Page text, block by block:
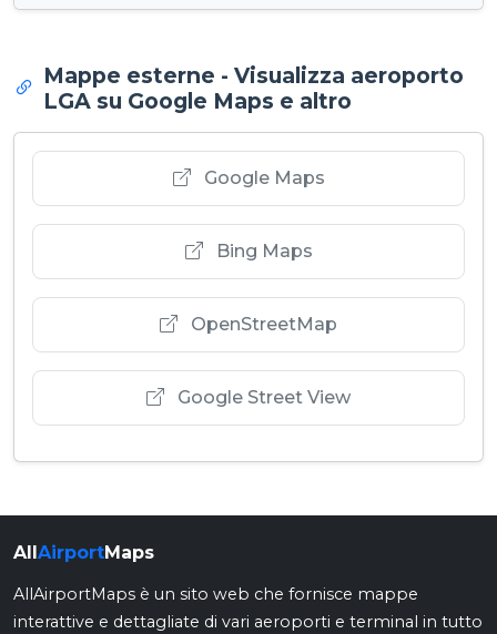
Mappe esterne - Visualizza aeroporto
LGA su Google Maps e altro
Google Maps
Bing Maps
OpenStreetMap
Google Street View
All AirportMaps
AllAirportMaps è un sito web che fornisce mappe
interattive e dettagliate di vari aeroporti e terminal in tutto